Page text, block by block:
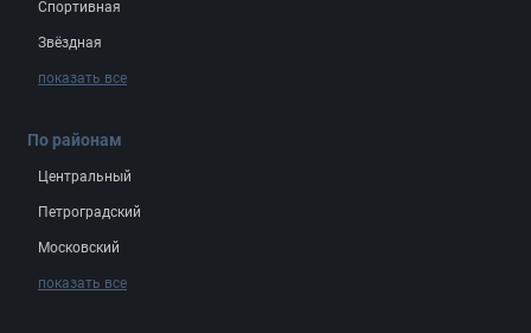
Спортивная
Звёздная
показать все
По районам
Центральный
Петроградский
Московский
показать все